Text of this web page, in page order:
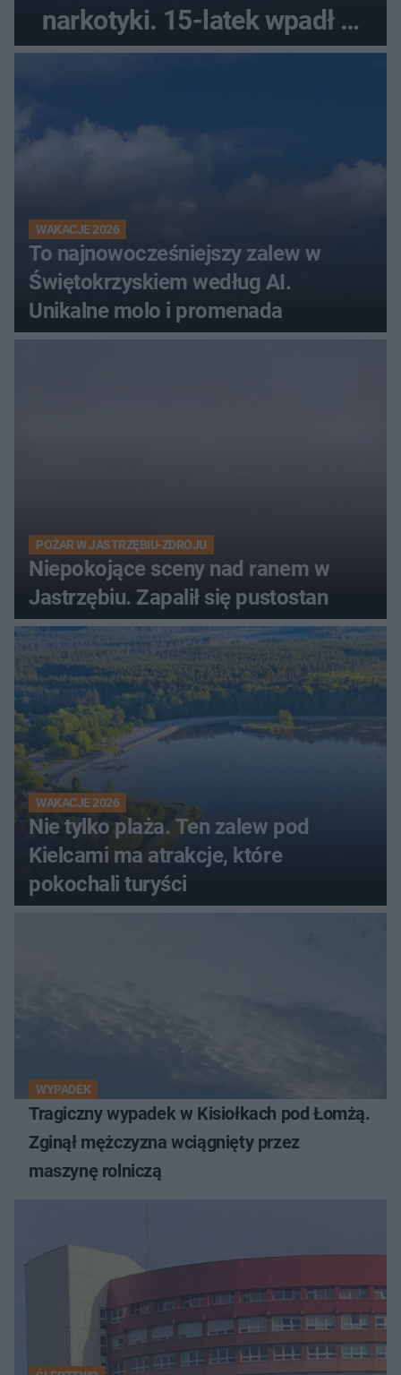
narkotyki. 15-latek wpadł w
ręce policjantów
WAKACJE 2026
To najnowocześniejszy zalew w
Świętokrzyskiem według AI.
Unikalne molo i promenada
POŻAR W JASTRZĘBIU-ZDROJU
Niepokojące sceny nad ranem w
Jastrzębiu. Zapalił się pustostan
WAKACJE 2026
Nie tylko plaża. Ten zalew pod
Kielcami ma atrakcje, które
pokochali turyści
WYPADEK
Tragiczny wypadek w Kisiołkach pod Łomżą.
Zginął mężczyzna wciągnięty przez
maszynę rolniczą